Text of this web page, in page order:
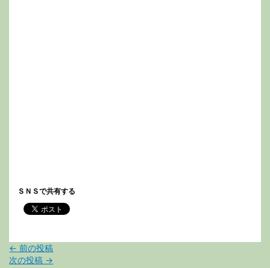
ＳＮＳで共有する
← 前の投稿
次の投稿 →